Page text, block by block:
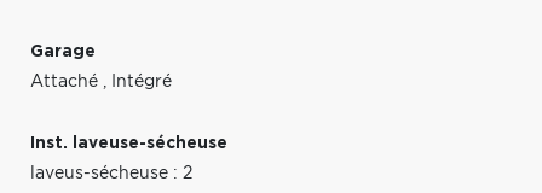
Garage
Attaché , Intégré
Inst. laveuse-sécheuse
laveus-sécheuse : 2